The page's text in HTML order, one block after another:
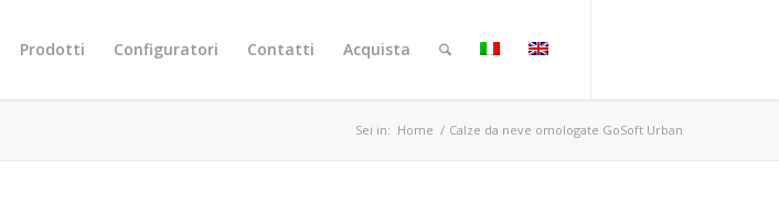
Prodotti Configuratori Contatti Acquista
Sei in: Home / Calze da neve omologate GoSoft Urban